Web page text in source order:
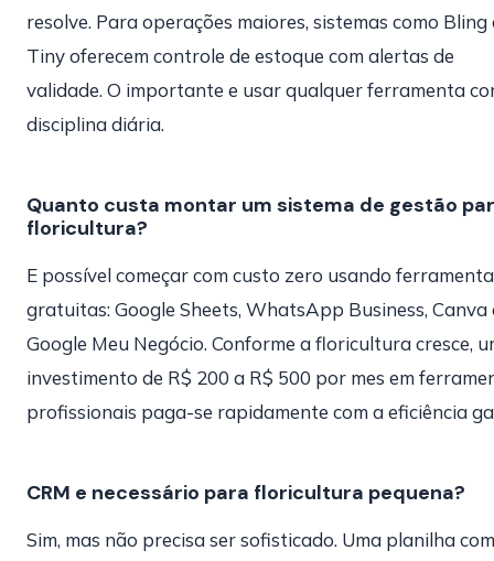
resolve. Para operações maiores, sistemas como Bling
Tiny oferecem controle de estoque com alertas de
validade. O importante e usar qualquer ferramenta
disciplina diária.
Quanto custa montar um sistema de gestão
floricultura?
E possível começar com custo zero usando
gratuitas: Google Sheets, WhatsApp Business, Canva
Google Meu Negócio. Conforme a floricultura cresce,
investimento de R$ 200 a R$ 500 por mes em
profissionais paga-se rapidamente com a eficiência
CRM e necessário para floricultura pequena?
Sim, mas não precisa ser sofisticado. Uma planilha com